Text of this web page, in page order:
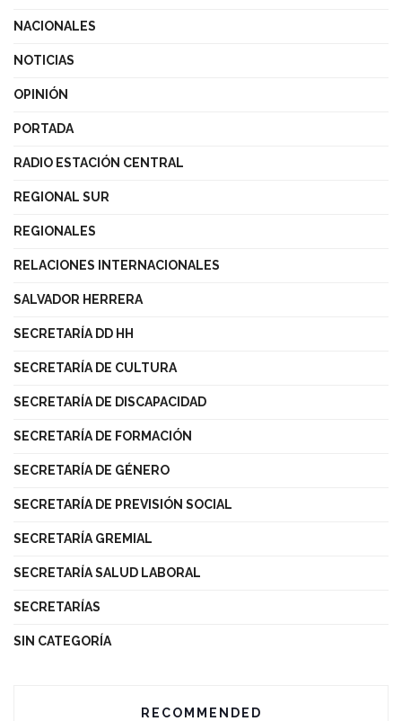
NACIONALES
NOTICIAS
OPINIÓN
PORTADA
RADIO ESTACIÓN CENTRAL
REGIONAL SUR
REGIONALES
RELACIONES INTERNACIONALES
SALVADOR HERRERA
SECRETARÍA DD HH
SECRETARÍA DE CULTURA
SECRETARÍA DE DISCAPACIDAD
SECRETARÍA DE FORMACIÓN
SECRETARÍA DE GÉNERO
SECRETARÍA DE PREVISIÓN SOCIAL
SECRETARÍA GREMIAL
SECRETARÍA SALUD LABORAL
SECRETARÍAS
SIN CATEGORÍA
RECOMMENDED